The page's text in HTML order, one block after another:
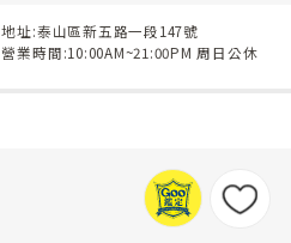
地址:泰山區新五路一段147號
營業時間:10:00AM~21:00PM 周日公休